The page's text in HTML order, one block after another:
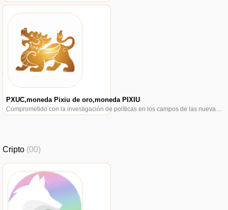
PXUC,moneda Pixiu de oro,moneda PIXIU
Comprometido con la investigación de políticas en los campos de las nuevas finanzas, las finanzas internacionales y los mercados financieros.
Cripto (00)